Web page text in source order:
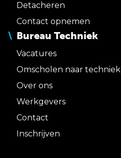
Detacheren
Contact opnemen
Bureau Techniek
Vacatures
Omscholen naar techniek
Over ons
Werkgevers
Contact
Inschrijven